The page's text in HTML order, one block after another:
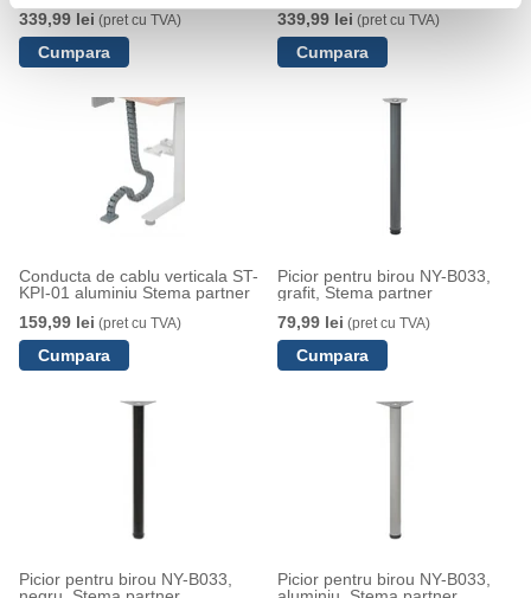
339,99 lei (pret cu TVA)
339,99 lei (pret cu TVA)
Conducta de cablu verticala ST-
KPI-01 aluminiu Stema partner
159,99 lei (pret cu TVA)
Picior pentru birou NY-B033,
grafit, Stema partner
79,99 lei (pret cu TVA)
Picior pentru birou NY-B033,
Picior pentru birou NY-B033,